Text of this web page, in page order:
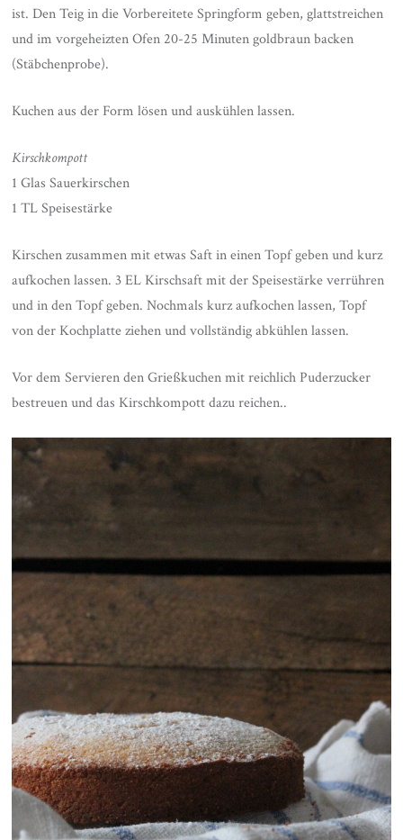
ist. Den Teig in die Vorbereitete Springform geben, glattstreichen
und im vorgeheizten Ofen 20-25 Minuten goldbraun backen
(Stäbchenprobe).
Kuchen aus der Form lösen und auskühlen lassen.
Kirschkompott
1 Glas Sauerkirschen
1 TL Speisestärke
Kirschen zusammen mit etwas Saft in einen Topf geben und kurz
aufkochen lassen. 3 EL Kirschsaft mit der Speisestärke verrühren
und in den Topf geben. Nochmals kurz aufkochen lassen, Topf
von der Kochplatte ziehen und vollständig abkühlen lassen.
Vor dem Servieren den Grießkuchen mit reichlich Puderzucker
bestreuen und das Kirschkompott dazu reichen..